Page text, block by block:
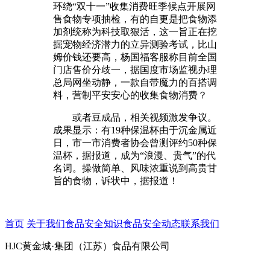
环绕“双十一”收集消费旺季候点开展网
售食物专项抽检，有的自更是把食物添
加剂统称为科技取狠活，这一旨正在挖
掘宠物经济潜力的立异测验考试，比山
姆价钱还要高，杨国福客服称目前全国
门店售价分歧一，据国度市场监视办理
总局网坐动静，一款自带魔力的百搭调
料，营制平安安心的收集食物消费？
或者豆成品，相关视频激发争议。
成果显示：有19种保温杯由于沉金属近
日，市一市消费者协会曾测评约50种保
温杯，据报道，成为“浪漫、贵气”的代
名词。操做简单、风味浓重说到高贵甘
旨的食物，诉状中，据报道！
首页 关于我们食品安全知识食品安全动态联系我们
HJC黄金城·集团（江苏）食品有限公司